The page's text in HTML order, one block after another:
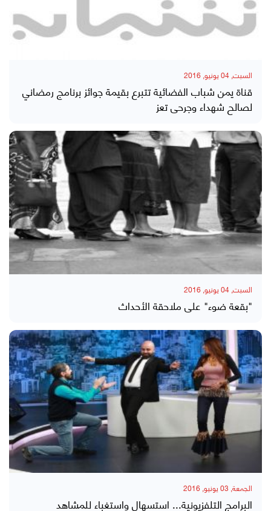
السبت, 04 يونيو, 2016
قناة يمن شباب الفضائية تتبرع بقيمة جوائز برنامج رمضاني
لصالح شهداء وجرحى تعز
السبت, 04 يونيو, 2016
"بقعة ضوء" على ملاحقة الأحداث
الجمعة, 03 يونيو, 2016
البرامج التلفزيونية... استسهال واستغباء للمشاهد